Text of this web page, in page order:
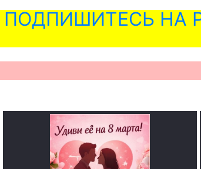
ПОДПИШИТЕСЬ НА